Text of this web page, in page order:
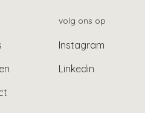
volg ons op
Instagram
Linkedin